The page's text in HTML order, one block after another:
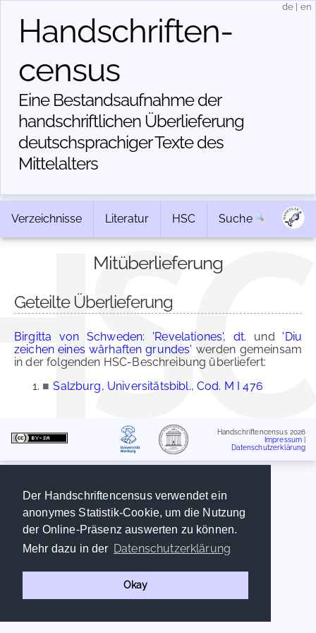
Der Handschriftencensus verwendet ein
anonymes Statistik-Cookie, um die Nutzung
der Online-Präsenz auswerten zu können.
Mehr dazu in der Datenschutzerklärung
Okay
Handschriften­
census
Eine Bestandsaufnahme der
handschriftlichen Über­lieferung
deutschsprachiger Texte des
Mittelalters
de en
Verzeichnisse Literatur HSC Suche
Mitüberlieferung
Geteilte Überlieferung
Birgitta von Schweden: 'Revelationes', dt. und 'Diu
zeichen eines wârhaften grundes' werden gemeinsam
in der folgenden HSC-Beschreibung überliefert:
■ Salzburg, Universitätsbibl., Cod. M I 476
Handschriftencensus 2026
Impressum
Datenschutzerklärung